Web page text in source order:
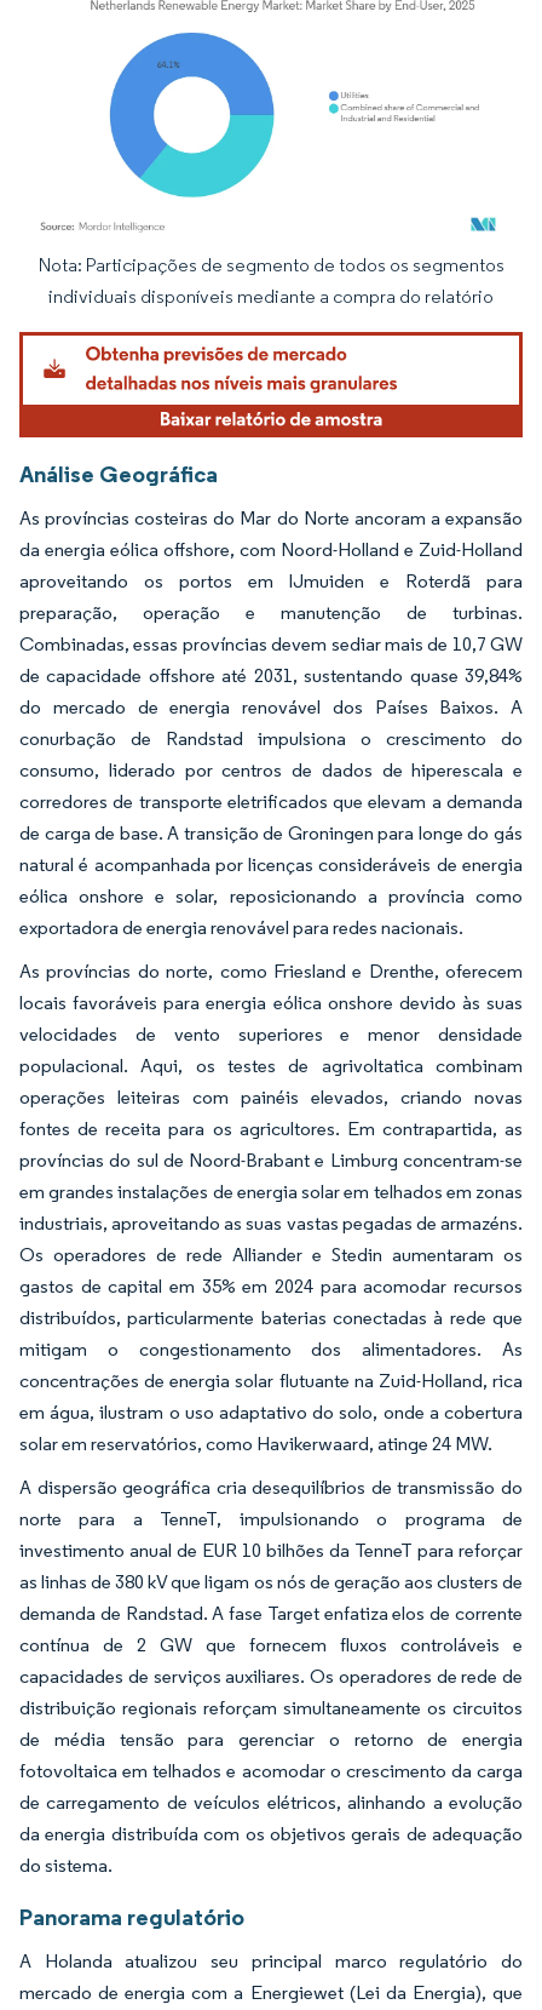
Imagem © Mordor Intelligence. O reuso requer atribuição conforme CC BY 4.0.
Nota: Participações de segmento de todos os segmentos
individuais disponíveis mediante a compra do relatório
Análise Geográfica
As províncias costeiras do Mar do Norte ancoram a expansão
da energia eólica offshore, com Noord-Holland e Zuid-Holland
aproveitando os portos em IJmuiden e Roterdã para
preparação, operação e manutenção de turbinas.
Combinadas, essas províncias devem sediar mais de 10,7 GW
de capacidade offshore até 2031, sustentando quase 39,84%
do mercado de energia renovável dos Países Baixos. A
conurbação de Randstad impulsiona o crescimento do
consumo, liderado por centros de dados de hiperescala e
corredores de transporte eletrificados que elevam a demanda
de carga de base. A transição de Groningen para longe do gás
natural é acompanhada por licenças consideráveis de energia
eólica onshore e solar, reposicionando a província como
exportadora de energia renovável para redes nacionais.
As províncias do norte, como Friesland e Drenthe, oferecem
locais favoráveis para energia eólica onshore devido às suas
velocidades de vento superiores e menor densidade
populacional. Aqui, os testes de agrivoltatica combinam
operações leiteiras com painéis elevados, criando novas
fontes de receita para os agricultores. Em contrapartida, as
províncias do sul de Noord-Brabant e Limburg concentram-se
em grandes instalações de energia solar em telhados em zonas
industriais, aproveitando as suas vastas pegadas de armazéns.
Os operadores de rede Alliander e Stedin aumentaram os
gastos de capital em 35% em 2024 para acomodar recursos
distribuídos, particularmente baterias conectadas à rede que
mitigam o congestionamento dos alimentadores. As
concentrações de energia solar flutuante na Zuid-Holland, rica
em água, ilustram o uso adaptativo do solo, onde a cobertura
solar em reservatórios, como Havikerwaard, atinge 24 MW.
A dispersão geográfica cria desequilíbrios de transmissão do
norte para a TenneT, impulsionando o programa de
investimento anual de EUR 10 bilhões da TenneT para reforçar
as linhas de 380 kV que ligam os nós de geração aos clusters de
demanda de Randstad. A fase Target enfatiza elos de corrente
contínua de 2 GW que fornecem fluxos controláveis e
capacidades de serviços auxiliares. Os operadores de rede de
distribuição regionais reforçam simultaneamente os circuitos
de média tensão para gerenciar o retorno de energia
fotovoltaica em telhados e acomodar o crescimento da carga
de carregamento de veículos elétricos, alinhando a evolução
da energia distribuída com os objetivos gerais de adequação
do sistema.
Panorama regulatório
A Holanda atualizou seu principal marco regulatório do
mercado de energia com a Energiewet (Lei da Energia), que